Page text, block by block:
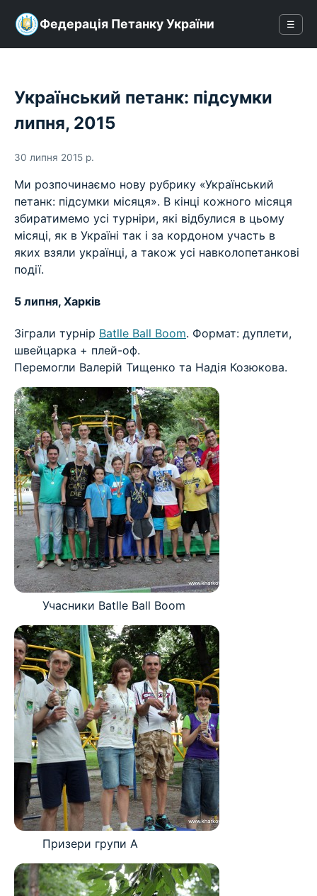
Федерація Петанку України ☰
Український петанк: підсумки
липня, 2015
30 липня 2015 р.
Ми розпочинаємо нову рубрику «Український
петанк: підсумки місяця». В кінці кожного місяця
збиратимемо усі турніри, які відбулися в цьому
місяці, як в Україні так і за кордоном участь в
яких взяли українці, а також усі навколопетанкові
події.
5 липня, Харків
Зіграли турнір Batlle Ball Boom. Формат: дуплети,
швейцарка + плей-оф.
Перемогли Валерій Тищенко та Надія Козюкова.
Учасники Batlle Ball Boom
Призери групи А